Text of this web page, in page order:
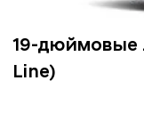
19-дюймовые
Line)